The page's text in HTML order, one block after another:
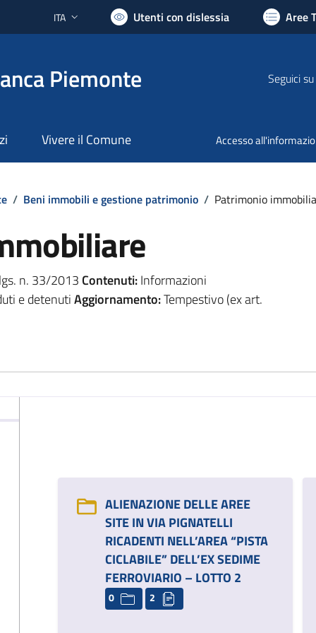
Lingua attiva:
ITA Utenti con dislessia Aree
Piemonte Seguici su
Vivere il Comune Accesso
/ Beni immobili e gestione patrimonio / Patrimonio
n. 33/2013 Contenuti:Informazioni
e detenutiAggiornamento:Tempestivo (ex art.
ALIENAZIONE DELLE AREE
SITE IN VIA PIGNATELLI
RICADENTI NELL’AREA “PISTA
CICLABILE” DELL’EX SEDIME
FERROVIARIO – LOTTO 2
0 2